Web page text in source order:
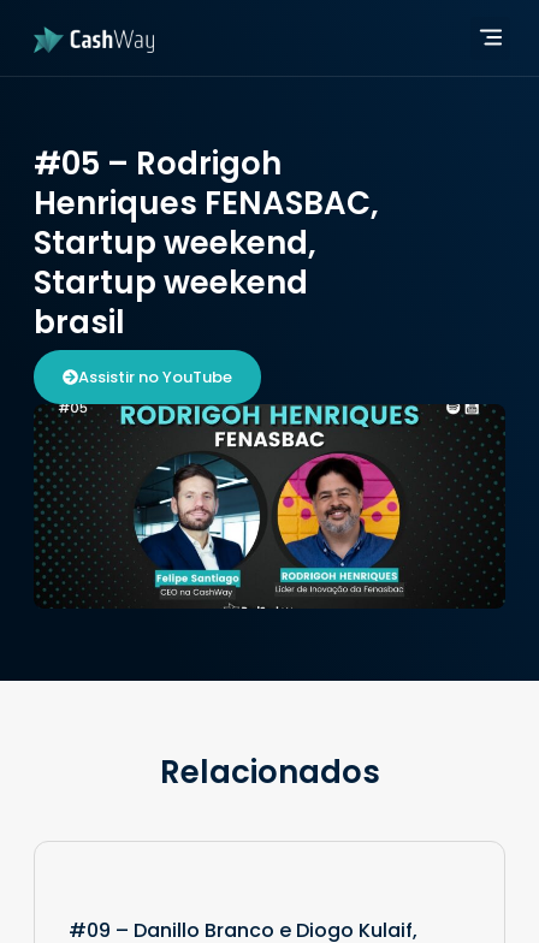
#05 – Rodrigoh
Henriques FENASBAC,
Startup weekend,
Startup weekend
brasil
Assistir no YouTube
Relacionados
#09 – Danillo Branco e Diogo Kulaif,